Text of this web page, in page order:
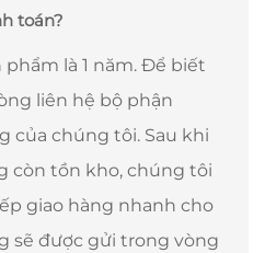
toán?
là 1 năm. Để biết
liên hệ bộ phận
của chúng tôi. Sau khi
còn tồn kho, chúng tôi
giao hàng nhanh cho
sẽ được gửi trong vòng